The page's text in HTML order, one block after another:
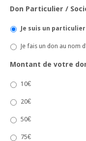
Don Particulier /
Je suis un particulier
Je fais un don au nom
Montant de votre
10€
20€
50€
75€